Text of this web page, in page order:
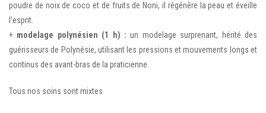
poudre de noix de coco et de fruits de Noni, il régénère la peau et éveille
l’esprit.
+ modelage polynésien (1 h) : un modelage surprenant, hérité des
guérisseurs de Polynésie, utilisant les pressions et mouvements longs et
continus des avant-bras de la praticienne.
Tous nos soins sont mixtes